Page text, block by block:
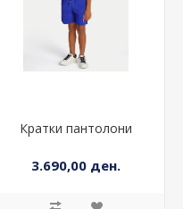
Кратки пантолони
3.690,00 ден.